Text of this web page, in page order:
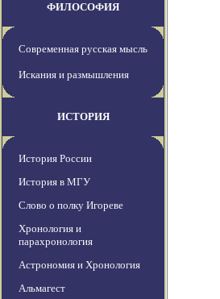
ФИЛОСОФИЯ
Современная русская мысль
Искания и размышления
ИСТОРИЯ
История России
История в МГУ
Слово о полку Игореве
Хронология и
парахронология
Астрономия и Хронология
Альмагест